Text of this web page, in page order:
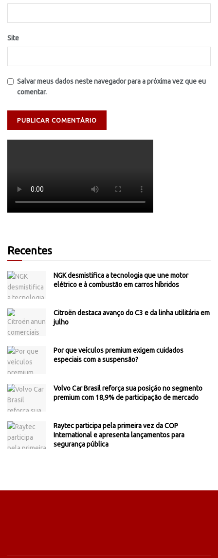
Site
Salvar meus dados neste navegador para a próxima vez que eu
comentar.
Recentes
NGK desmistifica a tecnologia que une motor
elétrico e à combustão em carros híbridos
Citroën destaca avanço do C3 e da linha utilitária em
julho
Por que veículos premium exigem cuidados
especiais com a suspensão?
Volvo Car Brasil reforça sua posição no segmento
premium com 18,9% de participação de mercado
Raytec participa pela primeira vez da COP
International e apresenta lançamentos para
segurança pública